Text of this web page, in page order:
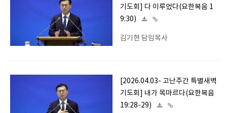
기도회] 다 이루었다(요한복음 1
9:30)
김기현 담임목사
[2026.04.03- 고난주간 특별새벽
기도회] 내가 목마르다(요한복음
19:28-29)